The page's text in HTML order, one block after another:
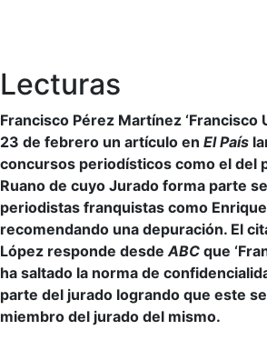
Lecturas
Francisco Pérez Martínez ‘Francisco
23 de febrero un artículo en El País
concursos periodísticos como el del
Ruano de cuyo Jurado forma parte
periodistas franquistas como
recomendando una depuración. El
López responde desdeABC que
ha saltado la norma de
parte del jurado logrando que este
miembro del jurado del mismo.